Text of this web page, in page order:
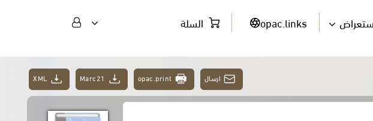
opac.links السلة
ارسال opac.print
Marc21
XML